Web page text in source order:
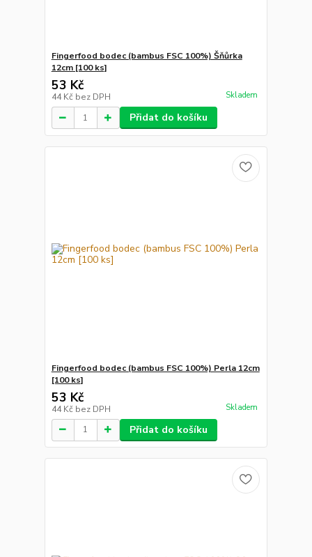
Fingerfood bodec (bambus FSC 100%) Šňůrka
12cm [100 ks]
53 Kč
44 Kč bez DPH Skladem
Přidat do košíku
Fingerfood bodec (bambus FSC 100%) Perla 12cm
[100 ks]
53 Kč
44 Kč bez DPH Skladem
Přidat do košíku